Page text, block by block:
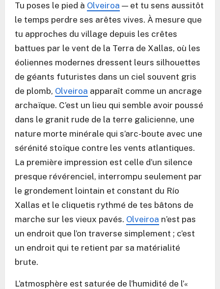
Tu poses le pied à Olveiroa — et tu sens aussitôt
le temps perdre ses arêtes vives. À mesure que
tu approches du village depuis les crêtes
battues par le vent de la Terra de Xallas, où les
éoliennes modernes dressent leurs silhouettes
de géants futuristes dans un ciel souvent gris
de plomb, Olveiroa apparaît comme un ancrage
archaïque. C’est un lieu qui semble avoir poussé
dans le granit rude de la terre galicienne, une
nature morte minérale qui s’arc-boute avec une
sérénité stoïque contre les vents atlantiques.
La première impression est celle d’un silence
presque révérenciel, interrompu seulement par
le grondement lointain et constant du Río
Xallas et le cliquetis rythmé de tes bâtons de
marche sur les vieux pavés. Olveiroa n’est pas
un endroit que l’on traverse simplement ; c’est
un endroit qui te retient par sa matérialité
brute.
L’atmosphère est saturée de l’humidité de l’«